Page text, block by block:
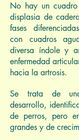
No hay un
displasia de
fases
con cuadros
diversa índole y
enfermedad
hacia la artrosis.
Se trata de
desarrollo,
de perros, pero
grandes y de